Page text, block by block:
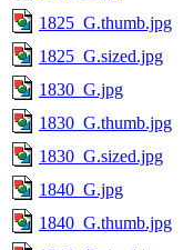
1825_G.thumb.jpg
1825_G.sized.jpg
1830_G.jpg
1830_G.thumb.jpg
1830_G.sized.jpg
1840_G.jpg
1840_G.thumb.jpg